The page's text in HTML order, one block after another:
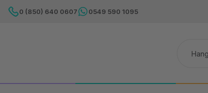
0 (850) 640 0607 0549 590 1095